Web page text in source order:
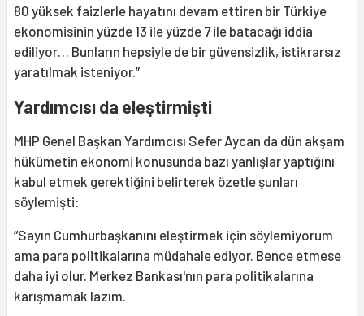
80 yüksek faizlerle hayatını devam ettiren bir Türkiye
ekonomisinin yüzde 13 ile yüzde 7 ile batacağı iddia
ediliyor… Bunların hepsiyle de bir güvensizlik, istikrarsız
yaratılmak isteniyor.”
Yardımcısı da eleştirmişti
MHP Genel Başkan Yardımcısı Sefer Aycan da dün akşam
hükümetin ekonomi konusunda bazı yanlışlar yaptığını
kabul etmek gerektiğini belirterek özetle şunları
söylemişti:
“Sayın Cumhurbaşkanını eleştirmek için söylemiyorum
ama para politikalarına müdahale ediyor. Bence etmese
daha iyi olur. Merkez Bankası'nın para politikalarına
karışmamak lazım.